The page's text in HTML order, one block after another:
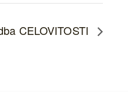
CELOVITOSTI